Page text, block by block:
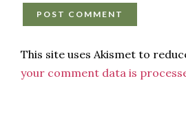
This site uses Akismet to
your comment data is